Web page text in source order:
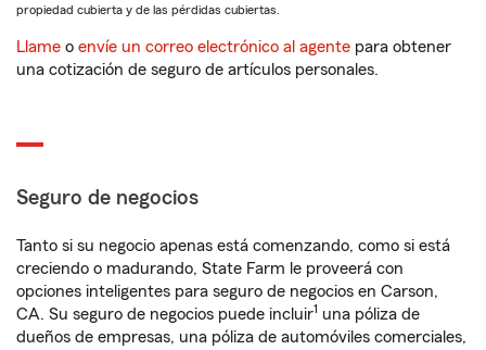
propiedad cubierta y de las pérdidas cubiertas.
Llame o envíe un correo electrónico al agente para obtener
una cotización de seguro de artículos personales.
Seguro de negocios
Tanto si su negocio apenas está comenzando, como si está
creciendo o madurando, State Farm le proveerá con
opciones inteligentes para seguro de negocios en Carson,
CA. Su seguro de negocios puede incluir1 una póliza de
dueños de empresas, una póliza de automóviles comerciales,